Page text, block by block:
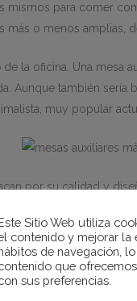
mismos para comer
o menos amplias,
de la oficina. Una mesa
Aunque también
muy popular
por su calidad y
y acabado
55x45x45 cm.
unamesa baja
para tomar
Sitio Web utiliza
contenido y mejorar la
de navegación,
que
sus preferencias.